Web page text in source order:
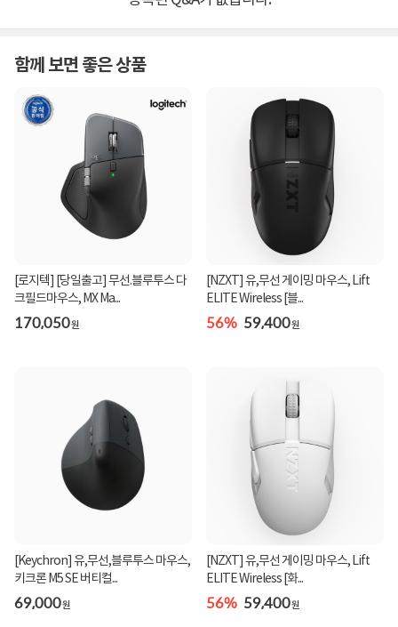
함께 보면 좋은 상품
[로지텍] [당일출고] 무선.블루투스 다
크필드마우스, MX Ma...
170,050원
[NZXT] 유,무선 게이밍 마우스, Lift
ELITE Wireless [블...
56% 59,400원
[Keychron] 유,무선,블루투스 마우스,
키크론 M5 SE 버티컬...
69,000원
[NZXT] 유,무선 게이밍 마우스, Lift
ELITE Wireless [화...
56% 59,400원